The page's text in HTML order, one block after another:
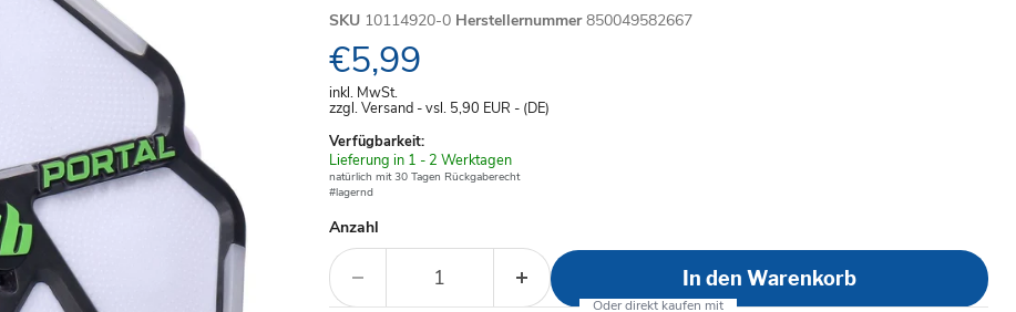
SKU 10114920-0 Herstellernummer 850049582667
Aktueller Preis
€5,99
inkl. MwSt.
zzgl. Versand - vsl. 5,90 EUR - (DE)
Verfügbarkeit:
Verfügbar
-
Lieferung in 1 - 2 Werktagen
natürlich mit 30 Tagen Rückgaberecht
#lagernd
Anzahl
In den Warenkorb